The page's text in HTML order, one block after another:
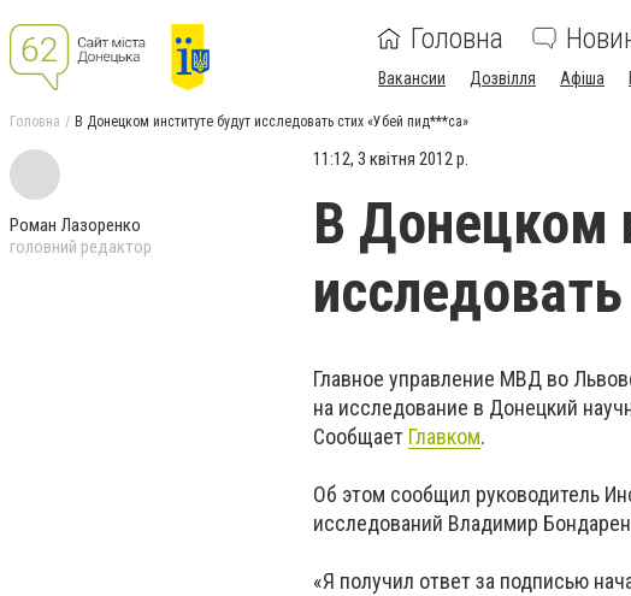
Головна
Вакансии Дозвілля Афіша
Головна В Донецком институте будут исследовать стих «Убей пид***са»
Роман Лазоренко
головний редактор
11:12, 3 квітня 2012 р.
В Донецком
Главное управление МВД во
на исследование в Донецкий
Сообщает Главком.
Об этом сообщил руководитель
исследований Владимир
«Я получил ответ за подписью